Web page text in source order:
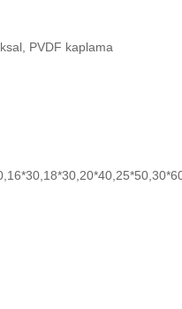
PVDF kaplama